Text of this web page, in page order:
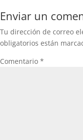
Enviar un
Tu dirección de correo
obligatorios están
Comentario *